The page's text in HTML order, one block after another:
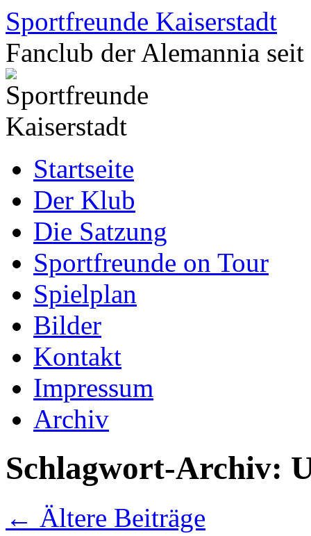
Zum
Inhalt
springen
Sportfreunde Kaiserstadt
Fanclub der Alemannia
Startseite
Der Klub
Die Satzung
Sportfreunde on Tour
Spielplan
Bilder
Kontakt
Impressum
Archiv
Schlagwort-Archiv:
← Ältere Beiträge